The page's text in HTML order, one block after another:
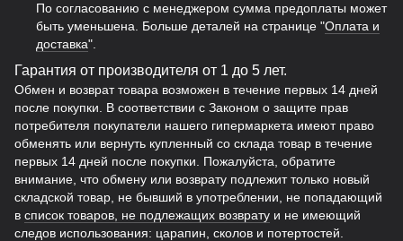
По согласованию с менеджером сумма предоплаты может
быть уменьшена. Больше деталей на странице "Оплата и
доставка".
Гарантия от производителя от 1 до 5 лет.
Обмен и возврат товара возможен в течение первых 14 дней
после покупки. В соответствии с Законом о защите прав
потребителя покупатели нашего гипермаркета имеют право
обменять или вернуть купленный со склада товар в течение
первых 14 дней после покупки. Пожалуйста, обратите
внимание, что обмену или возврату подлежит только новый
складской товар, не бывший в употреблении, не попадающий
в список товаров, не подлежащих возврату и не имеющий
следов использования: царапин, сколов и потертостей.